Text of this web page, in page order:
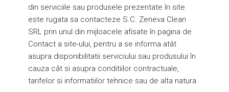
din serviciile sau produsele prezentate în site
este rugata sa contacteze S.C. Zeneva Clean
SRL prin unul din mijloacele afisate în pagina de
Contact a site-ului, pentru a se informa atât
asupra disponibilitatii serviciului sau produsului în
cauza cât si asupra conditiilor contractuale,
tarifelor si informatiilor tehnice sau de alta natura.